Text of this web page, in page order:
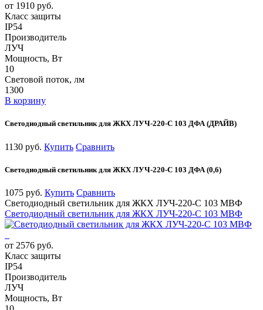
от 1910 руб.
Класс защиты
IP54
Производитель
ЛУЧ
Мощность, Вт
10
Световой поток, лм
1300
В корзину
Светодиодный светильник для ЖКХ ЛУЧ-220-С 103 ДФА (ДРАЙВ)
1130 руб. Купить Сравнить
Светодиодный светильник для ЖКХ ЛУЧ-220-С 103 ДФА (0,6)
1075 руб. Купить Сравнить
Светодиодный светильник для ЖКХ ЛУЧ-220-С 103 МВФ
Светодиодный светильник для ЖКХ ЛУЧ-220-С 103 МВФ
от 2576 руб.
Класс защиты
IP54
Производитель
ЛУЧ
Мощность, Вт